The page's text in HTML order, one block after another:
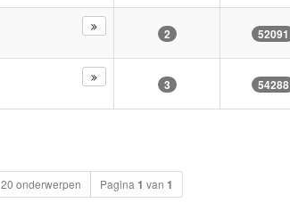
2 52091
3 54288
20 onderwerpen Pagina 1 van 1